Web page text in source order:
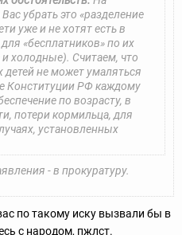
убрать это «разделение
уже и не хотят есть в
«бесплатников» по их
холодные). Считаем, что
не может умаляться
Конституции РФ каждому
по возрасту, в
потери кормильца, для
установленных
- в прокуратуру.
по такому иску вызвали бы в
с народом, пжлст.